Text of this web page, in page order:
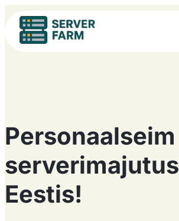
Personaalseim
serverimajutus
Eestis!